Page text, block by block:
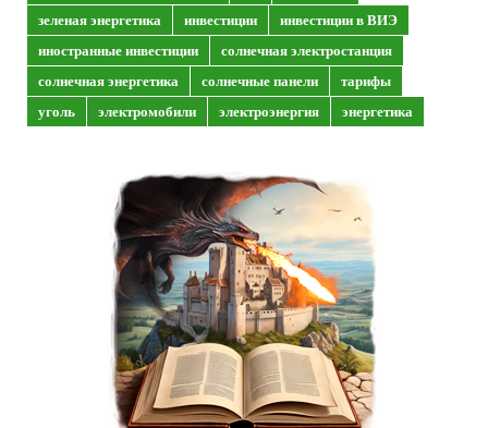
зеленая энергетика
инвестиции
инвестиции в ВИЭ
иностранные инвестиции
солнечная электростанция
солнечная энергетика
солнечные панели
тарифы
уголь
электромобили электроэнергия энергетика